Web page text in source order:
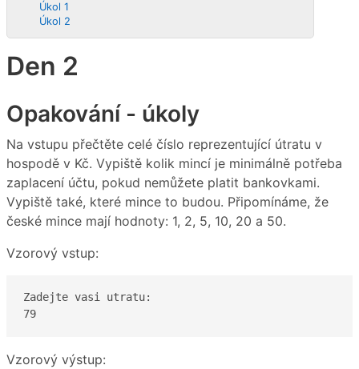
Úkol 1
Úkol 2
Den 2
Opakování - úkoly
Na vstupu přečtěte celé číslo reprezentující útratu v
hospodě v Kč. Vypiště kolik mincí je minimálně potřeba
zaplacení účtu, pokud nemůžete platit bankovkami.
Vypiště také, které mince to budou. Připomínáme, že
české mince mají hodnoty: 1, 2, 5, 10, 20 a 50.
Vzorový vstup:
Zadejte vasi utratu:
79
Vzorový výstup: